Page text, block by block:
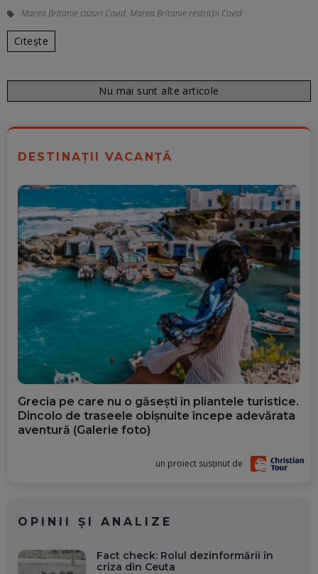
Marea Britanie cazuri Covid, Marea Britanie restricții Covid
Citește
Nu mai sunt alte articole
DESTINAȚII VACANȚĂ
Grecia pe care nu o găsești în pliantele turistice.
Dincolo de traseele obișnuite începe adevărata
aventură (Galerie foto)
un proiect susținut de
OPINII ȘI ANALIZE
Fact check: Rolul dezinformării în
criza din Ceuta